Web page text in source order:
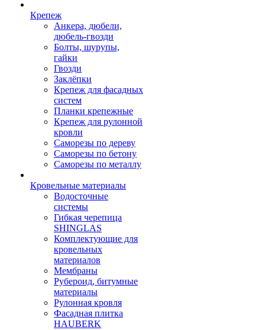
Крепеж
Анкера, дюбели,
дюбель-гвозди
Болты, шурупы,
гайки
Гвозди
Заклёпки
Крепеж для фасадных
систем
Планки крепежные
Крепеж для рулонной
кровли
Саморезы по дереву
Саморезы по бетону
Саморезы по металлу
Кровельные материалы
Водосточные
системы
Гибкая черепица
SHINGLAS
Комплектующие для
кровельных
материалов
Мембраны
Рубероид, битумные
материалы
Рулонная кровля
Фасадная плитка
HAUBERK